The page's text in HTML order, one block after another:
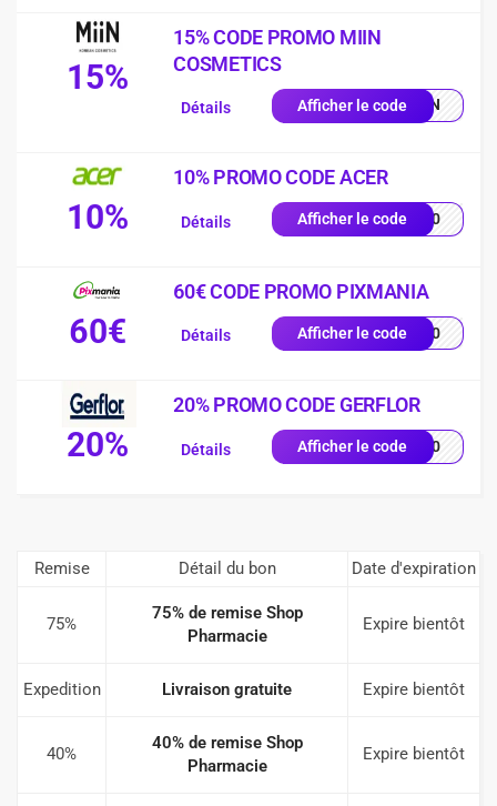
15%
15% CODE PROMO MIIN
COSMETICS
Afficher le codeMIIN
Détails
10%
10% PROMO CODE ACER
Afficher le codeVE10
Détails
60€
60€ CODE PROMO PIXMANIA
Afficher le codeAL60
Détails
20%
20% PROMO CODE GERFLOR
Afficher le codeLL20
Détails
Remise Détail du bon Date d'expiration
75%
75% de remise Shop
Pharmacie
Expire bientôt
Expedition Livraison gratuite Expire bientôt
40%
40% de remise Shop
Pharmacie
Expire bientôt